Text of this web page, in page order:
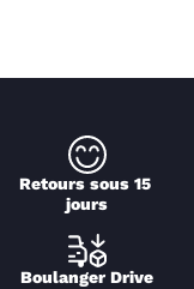
Retours sous 15
jours
Boulanger Drive